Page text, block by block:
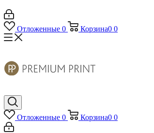
Отложенные 0 Корзина0 0
Отложенные 0 Корзина0 0